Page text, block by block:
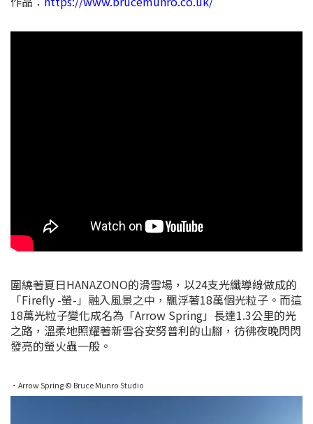
圍繞著夏日HANAZONO的滑雪場，以24支光纖導線做成的
「Firefly -螢-」融入風景之中，飄浮著18萬個光粒子。而這
18萬光粒子變化成名為「Arrow Spring」長達1.3公里的光
之路，溫柔地照耀著新雪谷安努普利的山腳，彷彿夜晚閃閃
發亮的螢火蟲一般。
・Arrow Spring © Bruce Munro Studio